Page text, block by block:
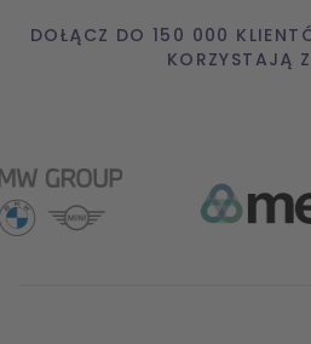
DOŁĄCZ DO 150 000
KORZYSTAJĄ